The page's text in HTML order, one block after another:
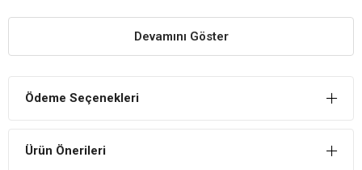
kullanmak mümkündür.
temizliğini kolayca sağlamak mümkündür.
Sadece suyu temizlemekle kalmaz dışarıdaki havayı suyun içine
Devamını Göster
Ödeme Seçenekleri
Ürün Önerileri